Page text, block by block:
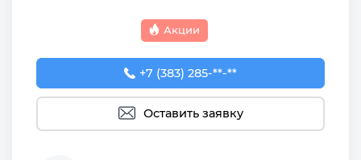
Акции
+7 (383) 285-96-21
+7 (383) 285-**-**
Оставить заявку